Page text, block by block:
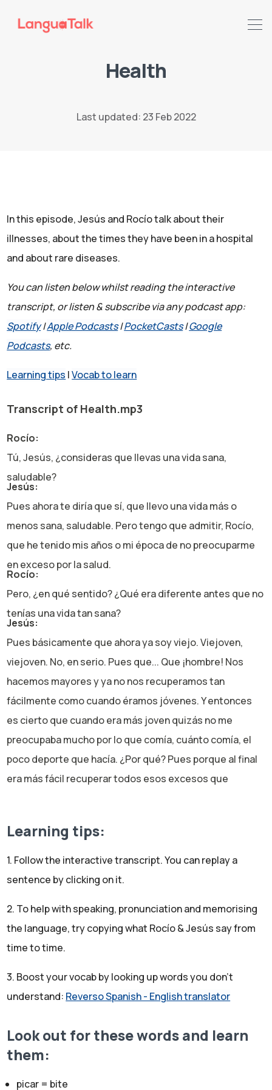
Health
Last updated: 23 Feb 2022
In this episode, Jesús and Rocío talk about their
illnesses, about the times they have been in a hospital
and about rare diseases.
You can listen below whilst reading the interactive
transcript, or listen & subscribe via any podcast app:
Spotify|Apple Podcasts|PocketCasts|Google
Podcasts, etc.
Learning tips |Vocab to learn
Transcript of Health.mp3
Rocío:
Tú, Jesús, ¿consideras que llevas una vida sana,
saludable?
Jesús:
Pues ahora te diría que sí, que llevo una vida más o
menos sana, saludable. Pero tengo que admitir, Rocío,
que he tenido mis años o mi época de no preocuparme
en exceso por la salud.
Rocío:
Pero, ¿en qué sentido? ¿Qué era diferente antes que no
tenías una vida tan sana?
Jesús:
Pues básicamente que ahora ya soy viejo. Viejoven,
viejoven. No, en serio. Pues que... Que ¡hombre! Nos
hacemos mayores y ya no nos recuperamos tan
fácilmente como cuando éramos jóvenes. Y entonces
es cierto que cuando era más joven quizás no me
preocupaba mucho por lo que comía, cuánto comía, el
poco deporte que hacía. ¿Por qué? Pues porque al final
era más fácil recuperar todos esos excesos que
más es... Necesito tres meses de dieta y deporte para
eliminarlo.
Rocío:
Maldito metabolismo. Y yo tengo el añadido de que
tengo una enfermedad crónica que es el hipotiroidismo,
que es bueno, que no tengo tantas hormonas, no tengo
tanta cantidad de hormonas como una persona normal y
síntomas que tiene esta enfermedad. Uno es que es
muy difícil perder peso y muchas veces es muy
Jesús:
Pues me imagino que sí, que es frustrante. Si lo es sin
Learning tips:
1. Follow the interactive transcript. You can replay a
sentence by clicking on it.
2. To help with speaking, pronunciation and memorising
the language, try copying what Rocío & Jesús say from
time to time.
3. Boost your vocab by looking up words you don't
understand: Reverso Spanish - English translator
Look out for these words and learn
them:
picar = bite